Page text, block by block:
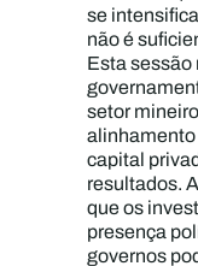
se
não é
Esta
setor
capital
resultados.
que os
presença
governos